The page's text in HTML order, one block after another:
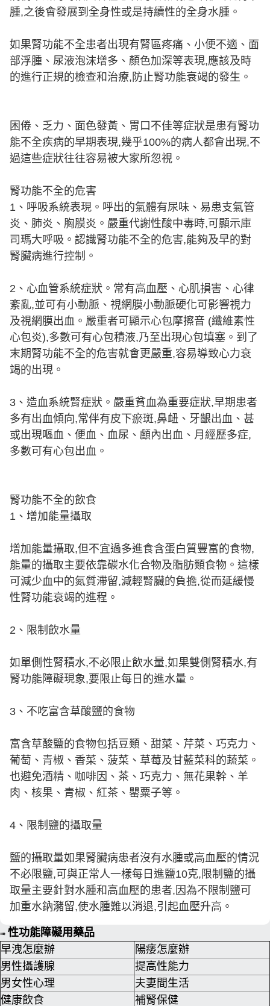
腫,之後會發展到全身性或是持續性的全身水腫。
如果腎功能不全患者出現有腎區疼痛、小便不適、面
部浮腫、尿液泡沫增多、顏色加深等表現,應該及時
的進行正規的檢查和治療,防止腎功能衰竭的發生。
困倦、乏力、面色發黃、胃口不佳等症狀是患有腎功
能不全疾病的早期表現,幾乎100%的病人都會出現,不
過這些症狀往往容易被大家所忽視。
腎功能不全的危害
1、呼吸系統表現。呼出的氣體有尿味、易患支氣管
炎、肺炎、胸膜炎。嚴重代謝性酸中毒時,可顯示庫
司瑪大呼吸。認識腎功能不全的危害,能夠及早的對
腎臟病進行控制。
2、心血管系統症狀。常有高血壓、心肌損害、心律
紊亂,並可有小動脈、視網膜小動脈硬化可影響視力
及視網膜出血。嚴重者可顯示心包摩擦音 (纖維素性
心包炎),多數可有心包積液,乃至出現心包填塞。到了
末期腎功能不全的危害就會更嚴重,容易導致心力衰
竭的出現。
3、造血系統腎症狀。嚴重貧血為重要症狀,早期患者
多有出血傾向,常伴有皮下瘀斑,鼻衄、牙齦出血、甚
或出現嘔血、便血、血尿、顱內出血、月經歷多症,
多數可有心包出血。
腎功能不全的飲食
1、增加能量攝取
增加能量攝取,但不宜過多進食含蛋白質豐富的食物,
能量的攝取主要依靠碳水化合物及脂肪類食物。這樣
可減少血中的氮質滯留,減輕腎臟的負擔,從而延緩慢
性腎功能衰竭的進程。
2、限制飲水量
如單側性腎積水,不必限止飲水量,如果雙側腎積水,有
腎功能障礙現象,要限止每日的進水量。
3、不吃富含草酸鹽的食物
富含草酸鹽的食物包括豆類、甜菜、芹菜、巧克力、
葡萄、青椒、香菜、菠菜、草莓及甘藍菜科的蔬菜。
也避免酒精、咖啡因、茶、巧克力、無花果幹、羊
肉、核果、青椒、紅茶、罌粟子等。
4、限制鹽的攝取量
鹽的攝取量如果腎臟病患者沒有水腫或高血壓的情況
不必限鹽,可與正常人一樣每日進鹽10克,限制鹽的攝
取量主要針對水腫和高血壓的患者,因為不限制鹽可
加重水鈉瀦留,使水腫難以消退,引起血壓升高。
➠ 性功能障礙用藥品
早洩怎麼辦
陽痿怎麼辦
男性攝護腺
提高性能力
男女性心理
夫妻間生活
健康飲食
補腎保健